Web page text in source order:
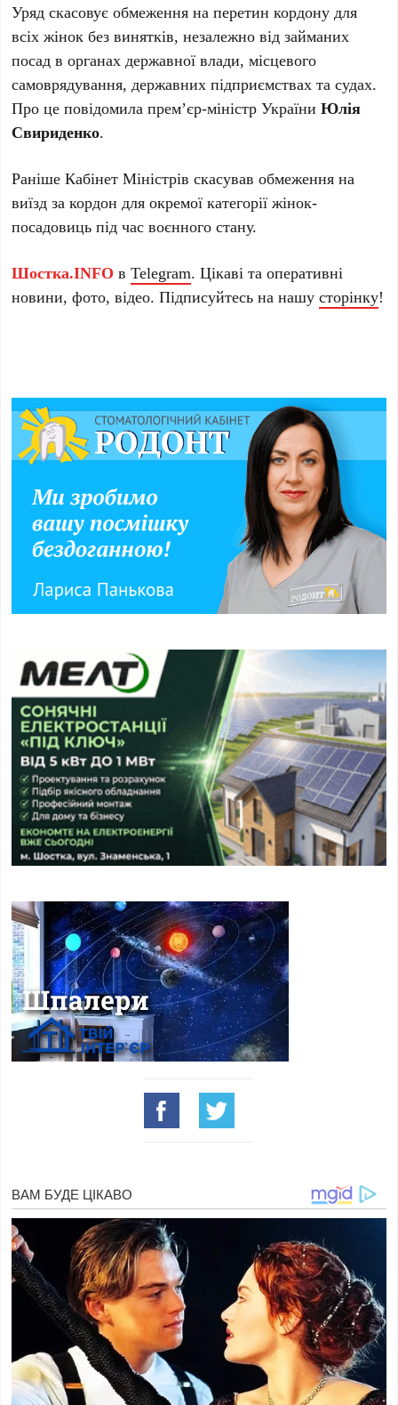
Уряд скасовує обмеження на перетин кордону для
всіх жінок без винятків, незалежно від займаних
посад в органах державної влади, місцевого
самоврядування, державних підприємствах та судах.
Про це повідомила прем’єр-міністр УкраїниЮлія
Свириденко.
Раніше Кабінет Міністрів скасував обмеження на
виїзд за кордон для окремої категорії жінок-
посадовиць під час воєнного стану.
Шостка.INFO вTelegram. Цікаві та оперативні
новини, фото, відео. Підписуйтесь на нашусторінку!